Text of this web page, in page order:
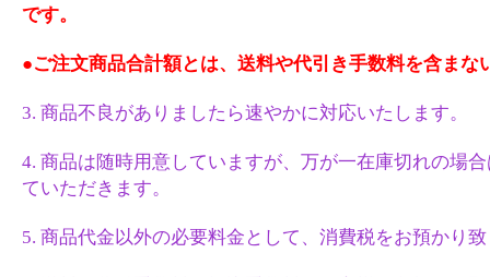
です。
●ご注文商品合計額とは、送料や代引き手数料を含まな
3. 商品不良がありましたら速やかに対応いたします。
4. 商品は随時用意していますが、万が一在庫切れの場
ていただきます。
5. 商品代金以外の必要料金として、消費税をお預かり